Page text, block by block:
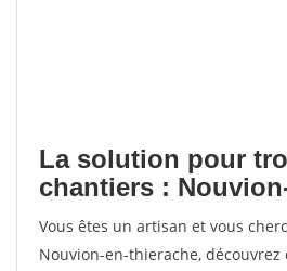
La solution pour
chantiers :
Vous êtes un artisan et vous
Nouvion-en-thierache,